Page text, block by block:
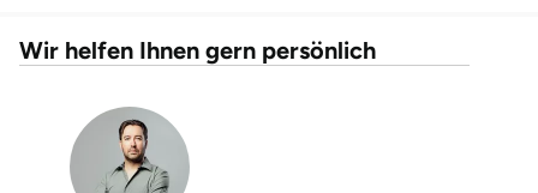
Wir helfen Ihnen gern persönlich